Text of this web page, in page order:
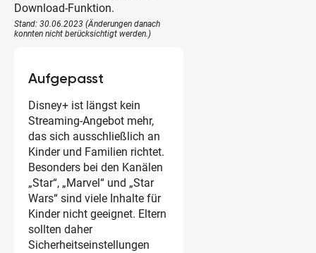
Download-Funktion.
Stand: 30.06.2023 (Änderungen danach
konnten nicht berücksichtigt werden.)
Aufgepasst
Disney+ ist längst kein
Streaming-Angebot mehr,
das sich ausschließlich an
Kinder und Familien richtet.
Besonders bei den Kanälen
„Star“, „Marvel“ und „Star
Wars“ sind viele Inhalte für
Kinder nicht geeignet. Eltern
sollten daher
Sicherheitseinstellungen